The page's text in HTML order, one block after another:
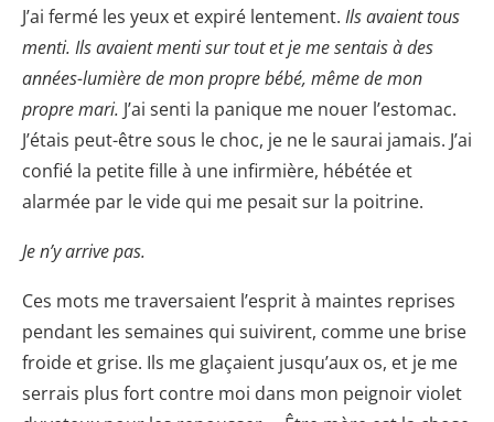
J’ai fermé les yeux et expiré lentement. Ils avaient tous
menti. Ils avaient menti sur tout et je me sentais à des
années-lumière de mon propre bébé, même de mon
propre mari. J’ai senti la panique me nouer l’estomac.
J’étais peut-être sous le choc, je ne le saurai jamais. J’ai
confié la petite fille à une infirmière, hébétée et
alarmée par le vide qui me pesait sur la poitrine.
Je n’y arrive pas.
Ces mots me traversaient l’esprit à maintes reprises
pendant les semaines qui suivirent, comme une brise
froide et grise. Ils me glaçaient jusqu’aux os, et je me
serrais plus fort contre moi dans mon peignoir violet